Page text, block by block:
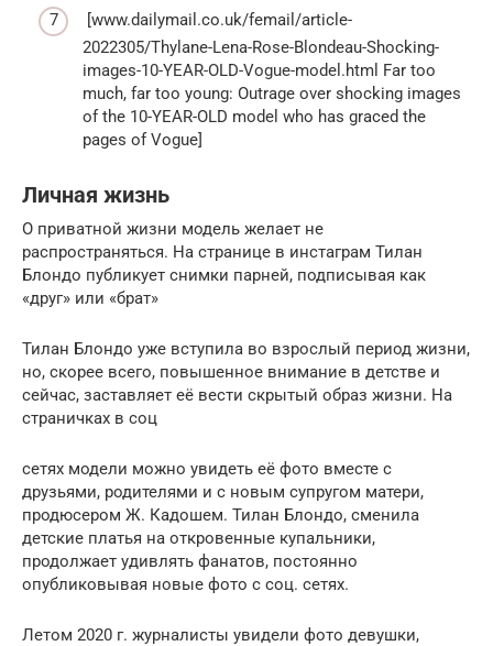
[www.dailymail.co.uk/femail/article-
2022305/Thylane-Lena-Rose-Blondeau-Shocking-
images-10-YEAR-OLD-Vogue-model.html Far too
much, far too young: Outrage over shocking images
of the 10-YEAR-OLD model who has graced the
pages of Vogue]
Личная жизнь
О приватной жизни модель желает не
распространяться. На странице в инстаграм Тилан
Блондо публикует снимки парней, подписывая как
«друг» или «брат»
Тилан Блондо уже вступила во взрослый период жизни,
но, скорее всего, повышенное внимание в детстве и
сейчас, заставляет её вести скрытый образ жизни. На
страничках в соц
сетях модели можно увидеть её фото вместе с
друзьями, родителями и с новым супругом матери,
продюсером Ж. Кадошем. Тилан Блондо, сменила
детские платья на откровенные купальники,
продолжает удивлять фанатов, постоянно
опубликовывая новые фото с соц. сетях.
Летом 2020 г. журналисты увидели фото девушки,